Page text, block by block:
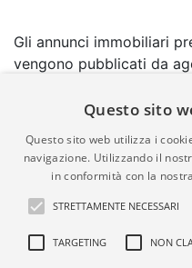
Gli annunci immobiliari
vengono pubblicati da
comporta
garanzia da parte di
quindi non è
correttezza, della
materia di privacy e/o di
suddetti annunci.
Questo sito
Questo sito web utilizza i
navigazione. Utilizzando il
in conformità con la
STRETTAMENTE NECESSARI
TARGETING NON